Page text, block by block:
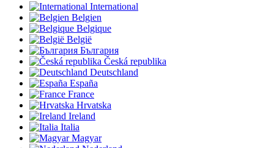
International
Belgien
Belgique
België
България
Česká republika
Deutschland
España
France
Hrvatska
Ireland
Italia
Magyar